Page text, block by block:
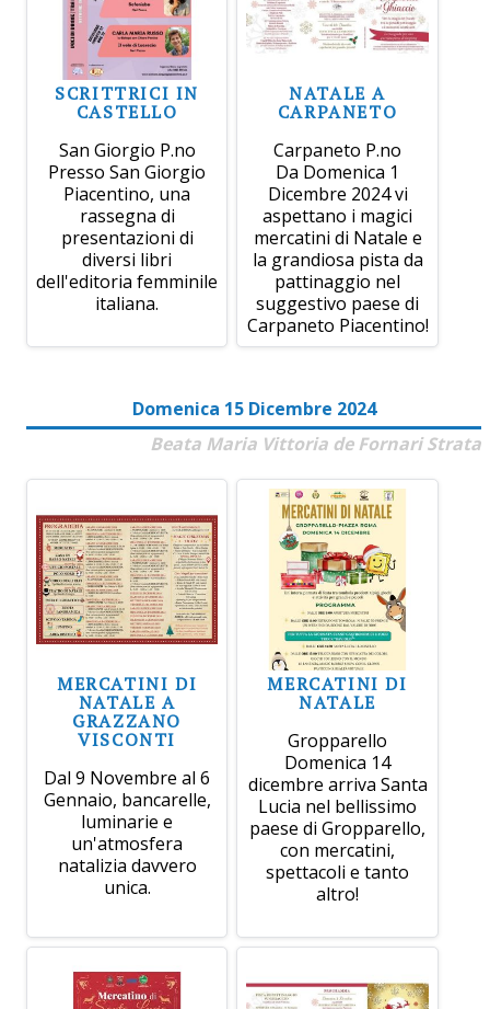
SCRITTRICI IN
CASTELLO
San Giorgio P.no
Presso San Giorgio
Piacentino, una
rassegna di
presentazioni di
diversi libri
dell'editoria femminile
italiana.
NATALE A
CARPANETO
Carpaneto P.no
Da Domenica 1
Dicembre 2024 vi
aspettano i magici
mercatini di Natale e
la grandiosa pista da
pattinaggio nel
suggestivo paese di
Carpaneto Piacentino!
Domenica 15 Dicembre 2024
Beata Maria Vittoria de Fornari Strata
MERCATINI DI
NATALE A
GRAZZANO
VISCONTI
Dal 9 Novembre al 6
Gennaio, bancarelle,
luminarie e
un'atmosfera
natalizia davvero
unica.
MERCATINI DI
NATALE
Gropparello
Domenica 14
dicembre arriva Santa
Lucia nel bellissimo
paese di Gropparello,
con mercatini,
spettacoli e tanto
altro!